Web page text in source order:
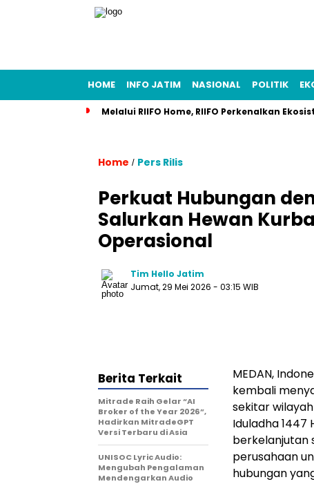
HOME INFO JATIM NASIONAL POLITIK
Melalui RIIFO Home, RIIFO Perkenalkan
Home / Pers Rilis
Perkuat Hubungan
Salurkan Hewan
Operasional
Tim Hello Jatim
Jumat, 29 Mei 2026 - 03:15 WIB
MEDAN,
kembali
sekitar
Iduladha 1447
berkelanjutan
perusahaan
hubungan
Berita Terkait
Mitrade Raih Gelar “AI
Broker of the Year 2026”,
Hadirkan MitradeGPT
Versi Terbaru di Asia
UNISOC Lyric Audio:
Mengubah Pengalaman
Mendengarkan Audio